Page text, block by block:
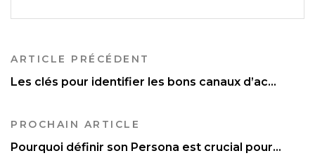
ARTICLE PRÉCÉDENT
Les clés pour identifier les bons canaux d’ac...
PROCHAIN ARTICLE
Pourquoi définir son Persona est crucial pour...